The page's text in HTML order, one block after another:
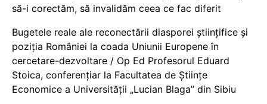
să-i corectăm, să invalidăm ceea ce fac diferit
Bugetele reale ale reconectării diasporei științifice și
poziția României la coada Uniunii Europene în
cercetare-dezvoltare / Op Ed Profesorul Eduard
Stoica, conferențiar la Facultatea de Științe
Economice a Universității „Lucian Blaga” din Sibiu